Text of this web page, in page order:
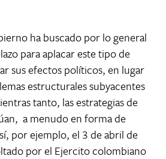
ha buscado por lo general
para aplacar este tipo de
sus efectos políticos, en lugar
estructurales subyacentes
tanto, las estrategias de
a menudo en forma de
por ejemplo, el 3 de abril de
por el Ejercito colombiano